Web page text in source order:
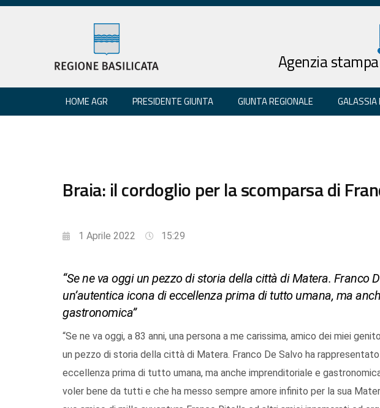
Agenzia
HOME AGR PRESIDENTE GIUNTA GIUNTA REGIONALE GALASSIA
Braia: il cordoglio per la scomparsa di
1 Aprile 2022 15:29
“Se ne va oggi un pezzo di storia della città di Matera. Franco
un’autentica icona di eccellenza prima di tutto umana, ma
gastronomica”
“Se ne va oggi, a 83 anni, una persona a me carissima, amico dei miei
un pezzo di storia della città di Matera. Franco De Salvo ha
eccellenza prima di tutto umana, ma anche imprenditoriale e
voler bene da tutti e che ha messo sempre amore infinito per la sua